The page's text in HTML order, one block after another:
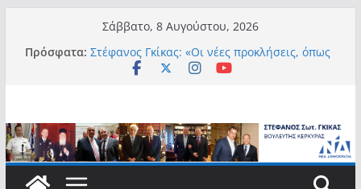
περιεχόμενο
Σάββατο, 8 Αυγούστου, 2026
Πρόσφατα: Στέφανος Γκίκας: «Οι νέες προκλήσεις, όπως
η τεχνητή νοημοσύνη, η κλιματική κρίση, η
απαντήσεις»
Στέφανος Γκίκας:
Στέφανος Γκίκας:
Στέφανος Γκίκας: «Η πρωτοβουλία “Smart